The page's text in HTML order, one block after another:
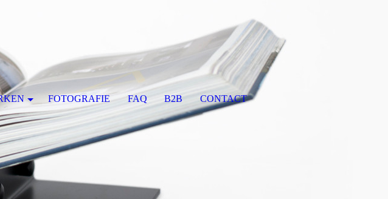
FOTOGRAFIE FAQ B2B CONTACT